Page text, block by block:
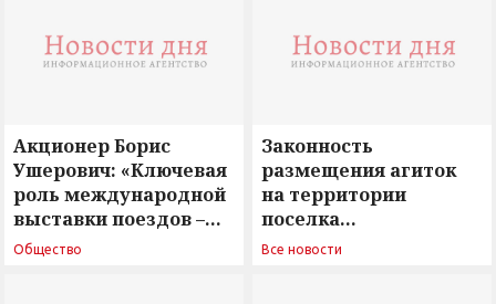
Акционер Борис
Ушерович: «Ключевая
роль международной
выставки поездов –
поиск ответов на
Общество
Законность
размещения агиток
на территории
поселка
Новосергиевка
Все новости